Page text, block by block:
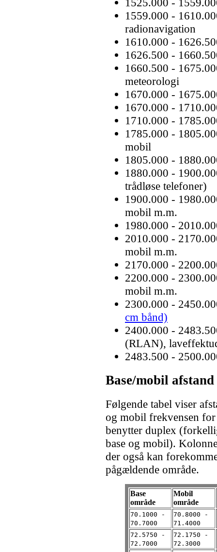
1559.000 -
radionavigation
1610.000 -
1626.500 -
1660.500 -
meteorologi
1670.000 -
1670.000 -
1710.000 -
1785.000 -
mobil
1805.000 -
1880.000 -
trådløse telefoner)
1900.000 -
mobil m.m.
1980.000 -
2010.000 -
mobil m.m.
2170.000 -
2200.000 -
mobil m.m.
2300.000 -
cm bånd)
2400.000 -
(RLAN),
2483.500 -
Base/mobil afstand
Følgende tabel viser
og mobil frekvensen
benytter duplex
base og mobil).
der også kan
pågældende område.
Base
område
Mobil
område
70.1000 -
70.7000
70.8000 -
71.4000
72.5750 -
72.7000
72.1750 -
72.3000